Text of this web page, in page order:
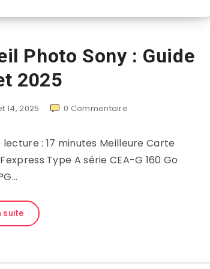
Photo Sony : Guide
2025
14, 2025 0 Commentaire
lecture : 17 minutes Meilleure Carte
Type A série CEA-G 160 Go
suite